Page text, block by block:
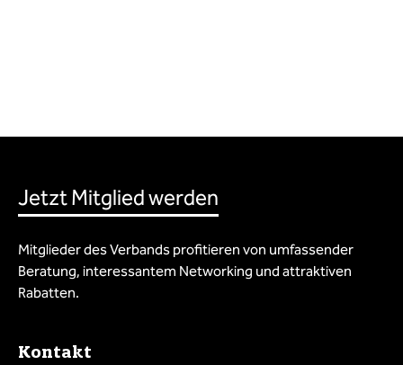
Jetzt Mitglied werden
Mitglieder des Verbands profitieren von umfassender
Beratung, interessantem Networking und attraktiven
Rabatten.
Kontakt